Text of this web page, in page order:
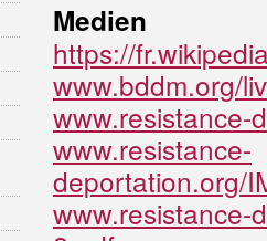
Medien
https://
www.bddm.org/
www.resistance-
www.resistance-
deportation.org/
www.resistance-